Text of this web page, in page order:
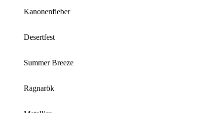
Kanonenfieber
Desertfest
Summer Breeze
Ragnarök